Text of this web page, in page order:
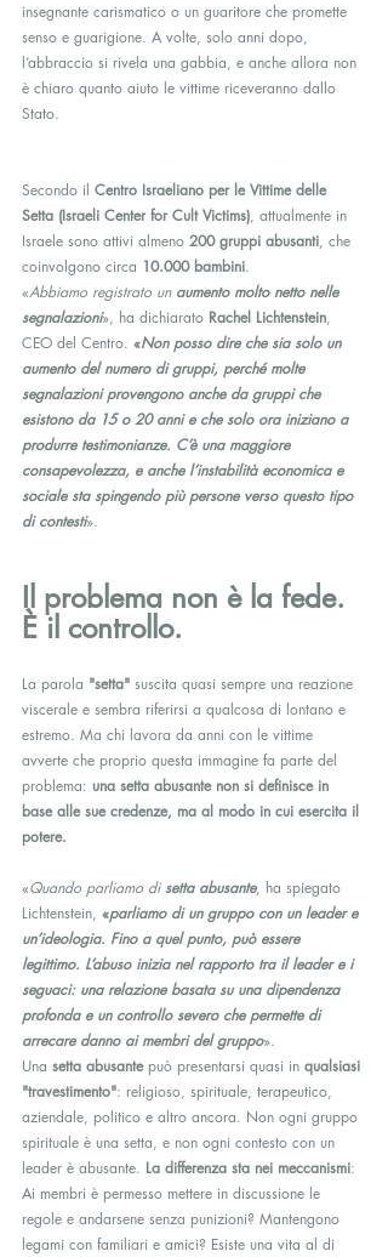
insegnante carismatico o un guaritore che promette
senso e guarigione. A volte, solo anni dopo,
l’abbraccio si rivela una gabbia, e anche allora non
è chiaro quanto aiuto le vittime riceveranno dallo
Stato.
Secondo il Centro Israeliano per le Vittime delle
Setta (Israeli Center for Cult Victims), attualmente in
Israele sono attivi almeno 200 gruppi abusanti, che
coinvolgono circa 10.000 bambini.
«Abbiamo registrato un aumento molto netto nelle
segnalazioni», ha dichiarato Rachel Lichtenstein,
CEO del Centro. «Non posso dire che sia solo un
aumento del numero di gruppi, perché molte
segnalazioni provengono anche da gruppi che
esistono da 15 o 20 anni e che solo ora iniziano a
produrre testimonianze. C’è una maggiore
consapevolezza, e anche l’instabilità economica e
sociale sta spingendo più persone verso questo tipo
di contesti».
Il problema non è la fede.
È il controllo.
La parola "setta" suscita quasi sempre una reazione
viscerale e sembra riferirsi a qualcosa di lontano e
estremo. Ma chi lavora da anni con le vittime
avverte che proprio questa immagine fa parte del
problema: una setta abusante non si definisce in
base alle sue credenze, ma al modo in cui esercita il
potere.
«Quando parliamo di setta abusante, ha spiegato
Lichtenstein, «parliamo di un gruppo con un leader e
un’ideologia. Fino a quel punto, può essere
legittimo. L’abuso inizia nel rapporto tra il leader e i
seguaci: una relazione basata su una dipendenza
profonda e un controllo severo che permette di
arrecare danno ai membri del gruppo».
Una setta abusante può presentarsi quasi in qualsiasi
"travestimento": religioso, spirituale, terapeutico,
aziendale, politico e altro ancora. Non ogni gruppo
spirituale è una setta, e non ogni contesto con un
leader è abusante. La differenza sta nei meccanismi:
Ai membri è permesso mettere in discussione le
regole e andarsene senza punizioni? Mantengono
legami con familiari e amici? Esiste una vita al di